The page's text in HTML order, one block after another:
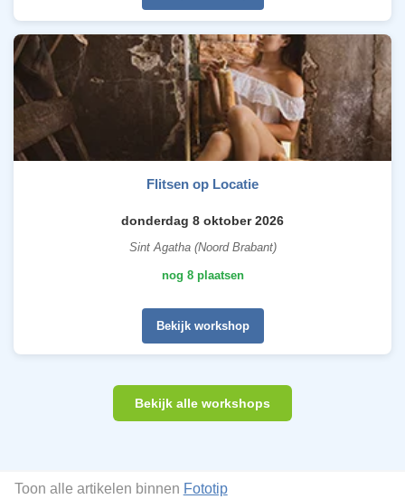
Flitsen op Locatie
donderdag 8 oktober 2026
Sint Agatha (Noord Brabant)
nog 8 plaatsen
Bekijk workshop
Bekijk alle workshops
Toon alle artikelen binnen Fototip